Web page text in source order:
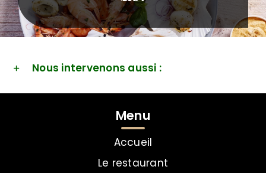
Nous intervenons aussi :
Menu
Accueil
Le restaurant